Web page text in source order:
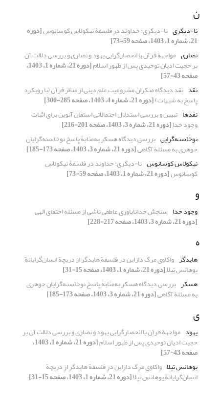
ن
نا-دیگری نا-دیگری: خداوند در فلسفۀ نیکولاس کوسانوس[دوره
21، شماره 1، 1403، صفحه 59-73]
نصاری مواجهة قرآن با انحصارگرایی یهود و نصاری و بررسی دلالت آن
بر حجیت ادیان توحیدی پس از ظهور اسلام [دوره 21، شماره 1، 1403،
صفحه 43-57]
نقد نقد دیدگاه منکران مشروعیت علم دینی از منظر قرآن (با رویکرد
پاسخ به شبهات)[دوره 21، شماره 4، 1403، صفحه 285-300]
نقدها تبیین و بررسی استدلال احتمالاتی استفان آنوین برای اثبات
وجود خدا[دوره 21، شماره 3، 1403، صفحه 201-216]
نوخاسته‌گرایی بررسی دیدگاه هسکر به‌مثابة پاسخ نوخاسته‌گرایان
جوهری به مسئلة آگاهی[دوره 21، شماره 3، 1403، صفحه 173-185]
نیکولاس کوسانوس نا-دیگری: خداوند در فلسفۀ نیکولاس
کوسانوس[دوره 21، شماره 1، 1403، صفحه 59-73]
و
وجود خدا سنجش خداناباوری عاطفی ناشی از مسئله اختفای الهی
[دوره 21، شماره 3، 1403، صفحه 217-228]
ه
هایدگر واکاوی مرگ دازاین در فلسفة هایدگر از دریچة انسان‌گرایانة
یوهانس تِپلا[دوره 21، شماره 1، 1403، صفحه 15-31]
هسکر بررسی دیدگاه هسکر به‌مثابة پاسخ نوخاسته‌گرایان جوهری
به مسئلة آگاهی[دوره 21، شماره 3، 1403، صفحه 173-185]
ی
یهود مواجهة قرآن با انحصارگرایی یهود و نصاری و بررسی دلالت آن بر
حجیت ادیان توحیدی پس از ظهور اسلام [دوره 21، شماره 1، 1403،
صفحه 43-57]
یوهانس تپلا واکاوی مرگ دازاین در فلسفة هایدگر از دریچة
انسان‌گرایانة یوهانس تِپلا[دوره 21، شماره 1، 1403، صفحه 15-31]